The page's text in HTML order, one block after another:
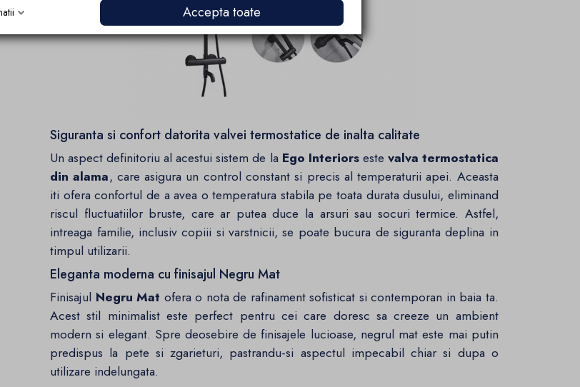
Siguranta si confort datorita valvei termostatice de inalta calitate
Un aspect definitoriu al acestui sistem de la Ego Interiorseste valva termostatica
din alama, care asigura un control constant si precis al temperaturii apei. Aceasta
iti ofera confortul de a avea o temperatura stabila pe toata durata dusului, eliminand
riscul fluctuatiilor bruste, care ar putea duce la arsuri sau socuri termice. Astfel,
intreaga familie, inclusiv copiii si varstnicii, se poate bucura de siguranta deplina in
timpul utilizarii.
Eleganta moderna cu finisajul Negru Mat
Finisajul Negru Mat ofera o nota de rafinament sofisticat si contemporan in baia ta.
Acest stil minimalist este perfect pentru cei care doresc sa creeze un ambient
modern si elegant. Spre deosebire de finisajele lucioase, negrul mat este mai putin
predispus la pete si zgarieturi, pastrandu-si aspectul impecabil chiar si dupa o
utilizare indelungata.
Accepta toate